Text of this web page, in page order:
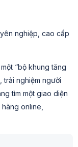
nghiệp, cao cấp
“bộ khung tăng
trải nghiệm người
tìm một giao diện
online,